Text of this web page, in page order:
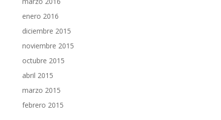
enero 2016
diciembre 2015
noviembre 2015
octubre 2015
abril 2015
marzo 2015
febrero 2015